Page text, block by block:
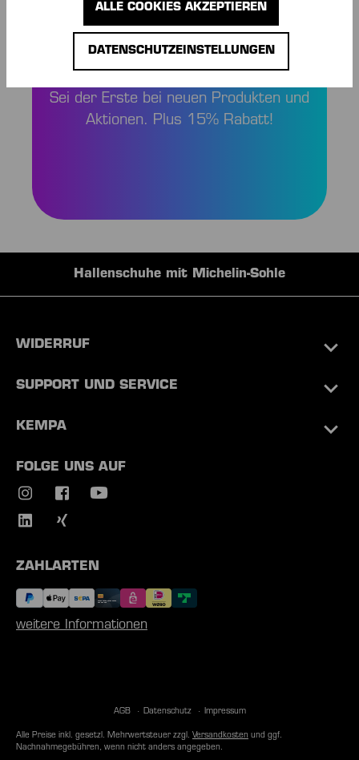
IMMER INFORMIERT
UND SPAREN!
Sei der Erste bei neuen Produkten und
Aktionen. Plus 15% Rabatt!
mit Michelin-Sohle
WIDERRUF
SUPPORT UND SERVICE
KEMPA
FOLGE UNS AUF
ZAHLARTEN
weitere Informationen
AGB Datenschutz Impressum
Alle Preise inkl. gesetzl. Mehrwertsteuer zzgl. Versandkosten und ggf.
Nachnahmegebühren, wenn nicht anders angegeben.
DATENSCHUTZEINSTELLUNGEN
ALLE COOKIES AKZEPTIEREN